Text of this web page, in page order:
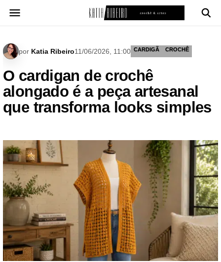
para
por Katia Ribeiro11/06/2026, 11:00 CARDIGÃ CROCHÊ
O cardigan de crochê
alongado é a peça artesanal
que transforma looks simples